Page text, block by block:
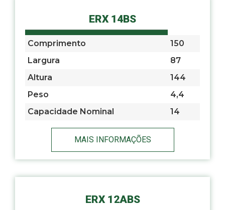
ERX 14BS
Comprimento
150
Largura
87
Altura
144
Peso
4,4
Capacidade Nominal
14
MAIS INFORMAÇÕES
ERX 12ABS